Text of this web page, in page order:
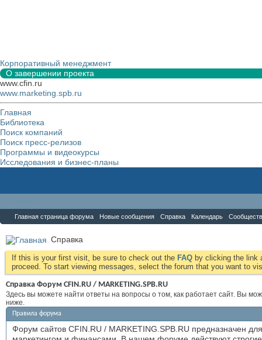
Корпоративный менеджмент
О завершении проекта
www.cfin.ru
www.marketing.spb.ru
Главная
Библиотека
Поиск компаний
Поиск пресс-релизов
Программы и видеокурсы
Исследования и бизнес-планы
Главная страница форума Новые сообщения Справка Календарь
Справка
If this is your first visit, be sure to check out the FAQ by clicking the link
proceed. To start viewing messages, select the forum that you want to
Справка Форум CFIN.RU / MARKETING.SPB.RU
Здесь вы можете найти ответы на вопросы о том, как работает сайт. Вы
ниже.
Правила форума
Форум сайтов CFIN.RU / MARKETING.SPB.RU предназначен